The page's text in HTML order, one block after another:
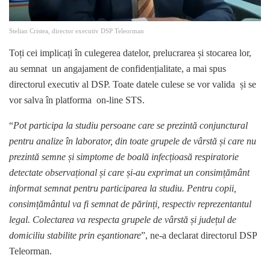
Stelian Cristea, director executiv DSP Teleorman
Toți cei implicați în culegerea datelor, prelucrarea și stocarea lor,
au semnat un angajament de confidențialitate, a mai spus
directorul executiv al DSP. Toate datele culese se vor valida și se
vor salva în platforma on-line STS.
“Pot participa la studiu persoane care se prezintă conjunctural
pentru analize în laborator, din toate grupele de vârstă și care nu
prezintă semne și simptome de boală infecțioasă respiratorie
detectate observațional și care și-au exprimat un consimțământ
informat semnat pentru participarea la studiu. Pentru copii,
consimțământul va fi semnat de părinți, respectiv reprezentantul
legal. Colectarea va respecta grupele de vârstă și județul de
domiciliu stabilite prin eşantionare”, ne-a declarat directorul DSP
Teleorman.